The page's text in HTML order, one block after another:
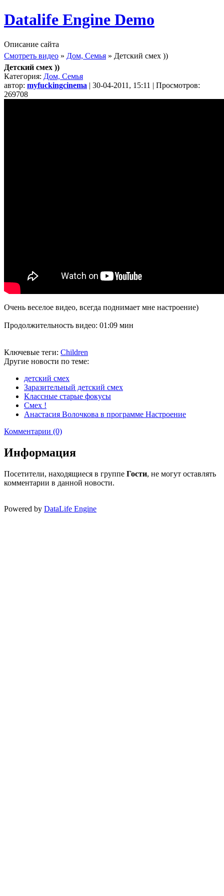
Datalife Engine Demo
Описание сайта
Смотреть видео » Дом, Семья » Детский смех ))
Детский смех ))
Категория: Дом, Семья
автор: myfuckingcinema | 30-04-2011, 15:11 | Просмотров:
269708
Очень веселое видео, всегда поднимает мне настроение)
Продолжительность видео: 01:09 мин
Ключевые теги: Children
Другие новости по теме:
детский смех
Заразительный детский смех
Классные старые фокусы
Смех !
Анастасия Волочкова в программе Настроение
Комментарии (0)
Информация
Посетители, находящиеся в группе Гости, не могут оставлять
комментарии в данной новости.
Powered by DataLife Engine